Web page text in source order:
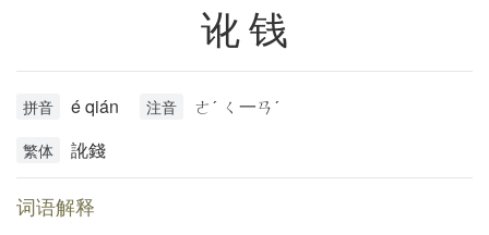
讹钱
拼音 é qián 注音 ㄜˊ ㄑ一ㄢˊ
繁体 訛錢
词语解释